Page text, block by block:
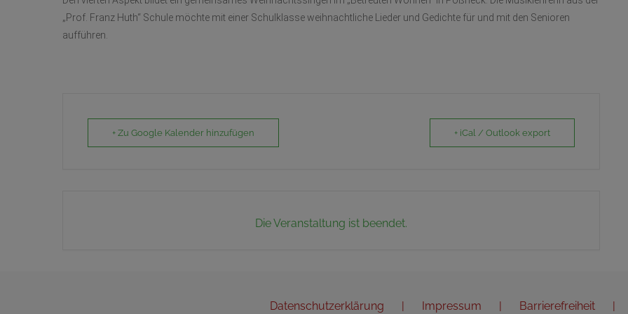
„Prof. Franz Huth“ Schule möchte mit einer Schulklasse weihnachtliche Lieder und Gedichte für und mit den Senioren
aufführen.
+ Zu Google Kalender hinzufügen + iCal / Outlook export
Die Veranstaltung ist beendet.
Datenschutzerklärung Impressum Barrierefreiheit